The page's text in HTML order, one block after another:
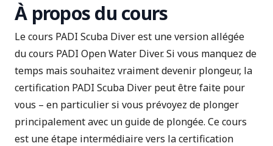
À propos du cours
Le cours PADI Scuba Diver est une version allégée
ducours PADI Open Water Diver. Si vous manquez de
temps mais souhaitez vraiment devenir plongeur, la
certification PADI Scuba Diver peut être faite pour
vous – en particulier si vous prévoyez de plonger
principalement avec un guide de plongée. Ce cours
est une étape intermédiaire vers la certification